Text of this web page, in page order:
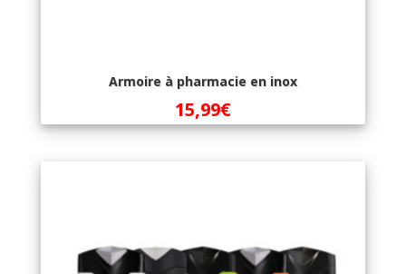
Armoire à pharmacie en inox
15,99€